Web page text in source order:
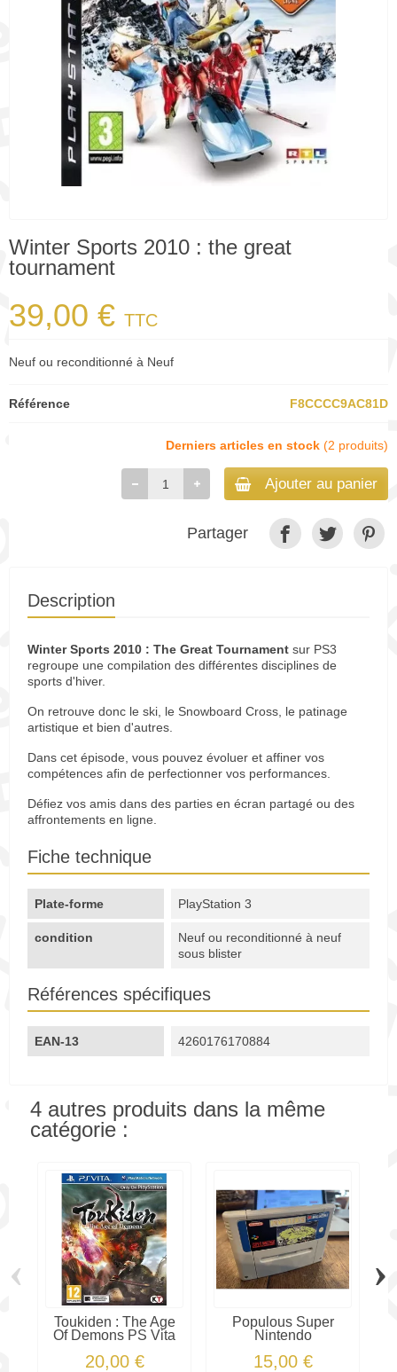
Winter Sports 2010 : the great
tournament
39,00 € TTC
Neuf ou reconditionné à Neuf
Référence F8CCCC9AC81D
Derniers articles en stock (2 produits)
Ajouter au panier
Partager
Description
Winter Sports 2010 : The Great Tournament sur PS3
regroupe une compilation des différentes disciplines de
sports d'hiver.
On retrouve donc le ski, le Snowboard Cross, le patinage
artistique et bien d'autres.
Dans cet épisode, vous pouvez évoluer et affiner vos
compétences afin de perfectionner vos performances.
Défiez vos amis dans des parties en écran partagé ou des
affrontements en ligne.
Fiche technique
Plate-forme PlayStation 3
condition
Neuf ou reconditionné à neuf
sous blister
Références spécifiques
EAN-13 4260176170884
4 autres produits dans la même
catégorie :
Toukiden : The Age
Of Demons PS Vita
20,00 €
Populous Super
Nintendo
15,00 €
‹ ›